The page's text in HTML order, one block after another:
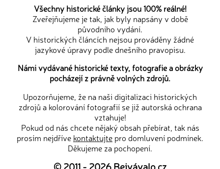
Všechny historické články jsou 100% reálné!
Zveřejňujeme je tak, jak byly napsány v době
původního vydání.
V historických článcích nejsou prováděny žádné
jazykové úpravy podle dnešního pravopisu.
Námi vydávané historické texty, fotografie a obrázky
pocházejí z právně volných zdrojů.
Upozorňujeme, že na naši digitalizaci historických
zdrojů a kolorování fotografií se již autorská ochrana
vztahuje!
Pokud od nás chcete nějaký obsah přebírat, tak nás
prosím nejdříve kontaktujte pro domluvení podmínek.
Děkujeme za pochopení.